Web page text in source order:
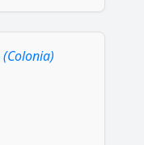
(Colonia)